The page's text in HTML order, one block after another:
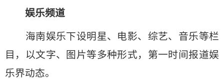
娱乐频道
海南娱乐下设明星、电影、综艺、音乐等栏
目，以文字、图片等多种形式，第一时间报道娱
乐界动态。